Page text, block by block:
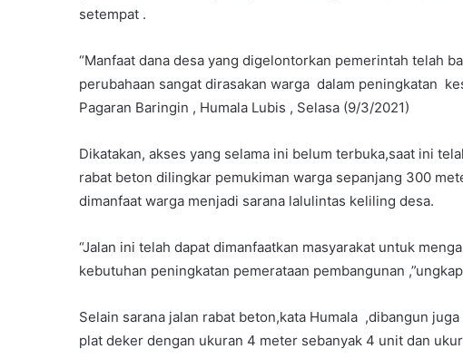
setempat .
“Manfaat dana desa yang digelontorkan pemerintah telah
perubahaan sangat dirasakan warga dalam peningkatan
Pagaran Baringin , Humala Lubis , Selasa (9/3/2021)
Dikatakan, akses yang selama ini belum terbuka,saat ini
rabat beton dilingkar pemukiman warga sepanjang 300
dimanfaat warga menjadi sarana lalulintas keliling desa.
“Jalan ini telah dapat dimanfaatkan masyarakat untuk
kebutuhan peningkatan pemerataan pembangunan
Selain sarana jalan rabat beton,kata Humala ,dibangun
plat deker dengan ukuran 4 meter sebanyak 4 unit dan